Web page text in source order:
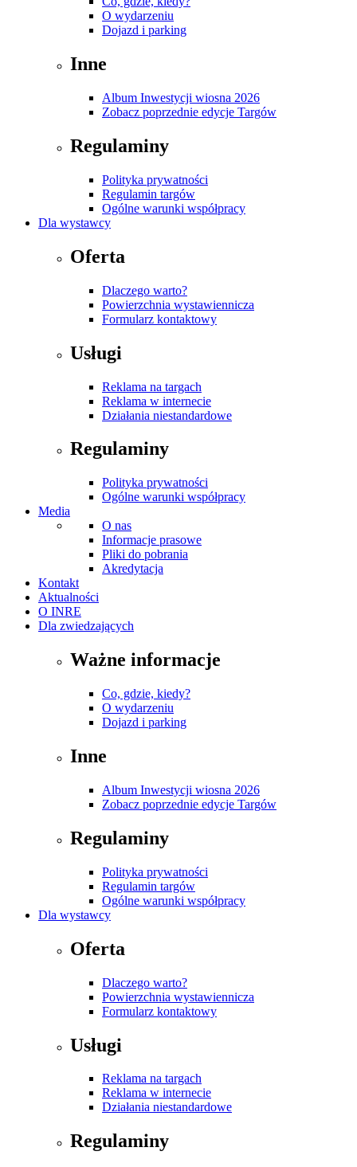
O wydarzeniu
Dojazd i parking
Inne
Album Inwestycji wiosna 2026
Zobacz poprzednie edycje Targów
Regulaminy
Polityka prywatności
Regulamin targów
Ogólne warunki współpracy
Dla wystawcy
Oferta
Dlaczego warto?
Powierzchnia wystawiennicza
Formularz kontaktowy
Usługi
Reklama na targach
Reklama w internecie
Działania niestandardowe
Regulaminy
Polityka prywatności
Ogólne warunki współpracy
Media
O nas
Informacje prasowe
Pliki do pobrania
Akredytacja
Kontakt
Aktualności
O INRE
Dla zwiedzających
Ważne informacje
Co, gdzie, kiedy?
O wydarzeniu
Dojazd i parking
Inne
Album Inwestycji wiosna 2026
Zobacz poprzednie edycje Targów
Regulaminy
Polityka prywatności
Regulamin targów
Ogólne warunki współpracy
Dla wystawcy
Oferta
Dlaczego warto?
Powierzchnia wystawiennicza
Formularz kontaktowy
Usługi
Reklama na targach
Reklama w internecie
Działania niestandardowe
Regulaminy